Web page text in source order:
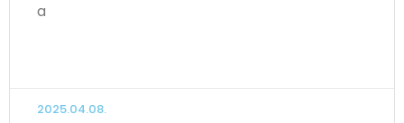
a
2025.04.08.